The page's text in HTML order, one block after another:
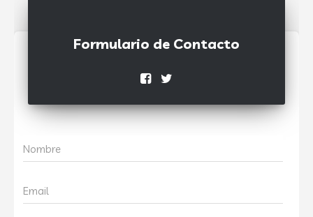
Formulario de Contacto
Nombre
Email